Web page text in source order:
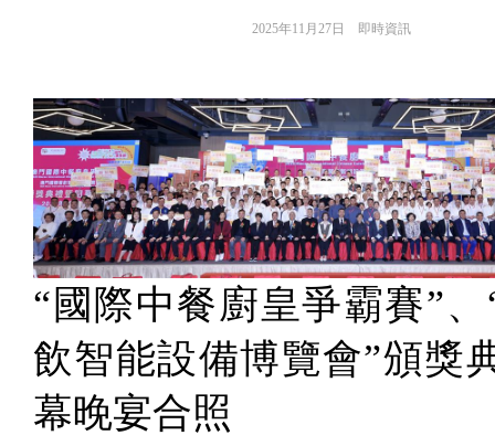
2025年11月27日 即時資訊
“國際中餐廚皇爭霸賽”
飲智能設備博覽會”頒獎
幕晚宴合照